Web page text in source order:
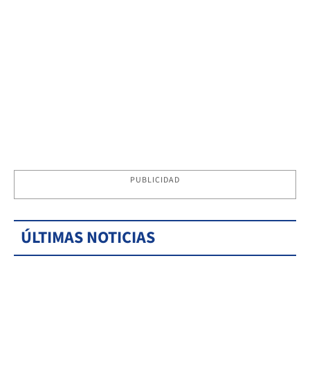
PUBLICIDAD
ÚLTIMAS NOTICIAS